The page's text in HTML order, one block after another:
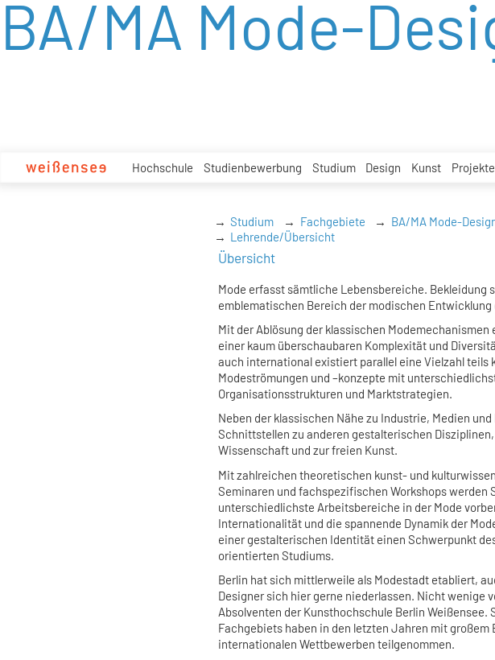
zum
Inhalt
Hochschule Studienbewerbung Studium Design Kunst Projekte
BA/MA Mode-
Studium Fachgebiete
BA/MA Mode-
Lehrende/Übersicht
Übersicht
Mode erfasst sämtliche Lebensbereiche. Bekleidung
emblematischen Bereich der modischen Entwicklung
Mit der Ablösung der klassischen Modemechanismen
einer kaum überschaubaren Komplexität und
auch international existiert parallel eine Vielzahl teils
Modeströmungen und –konzepte mit
Organisationsstrukturen und Marktstrategien.
Neben der klassischen Nähe zu Industrie, Medien
Schnittstellen zu anderen gestalterischen
Wissenschaft und zur freien Kunst.
Mit zahlreichen theoretischen kunst- und
Seminaren und fachspezifischen Workshops werden
unterschiedlichste Arbeitsbereiche in der Mode
Internationalität und die spannende Dynamik der
einer gestalterischen Identität einen Schwerpunkt
orientierten Studiums.
Berlin hat sich mittlerweile als Modestadt etabliert,
Designer sich hier gerne niederlassen. Nicht wenige
Absolventen der Kunsthochschule Berlin Weißensee.
Fachgebiets haben in den letzten Jahren mit großem
internationalen Wettbewerben teilgenommen.